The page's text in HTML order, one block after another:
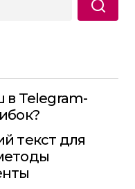
в Telegram-
текст для